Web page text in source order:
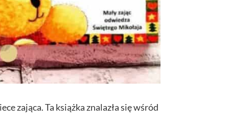
zająca.Ta książka znalazła się wśród